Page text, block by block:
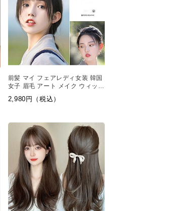
前髪 マイ フェアレディ女装 韓国
女子 眉毛 アート メイク ウィッグ
2,980円（税込）